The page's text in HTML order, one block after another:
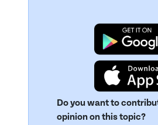
Do you want to
opinion on this topic?